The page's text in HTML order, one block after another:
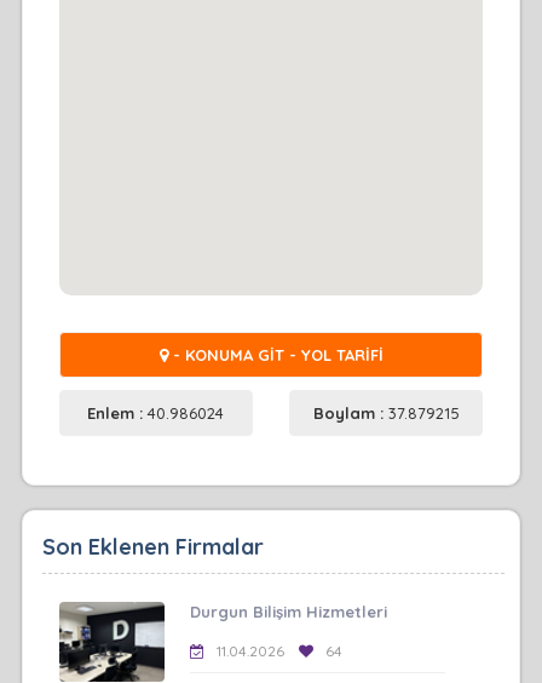
- KONUMA GİT - YOL TARİFİ
Enlem :40.986024 Boylam : 37.879215
Son Eklenen Firmalar
Durgun Bilişim Hizmetleri
11.04.2026 64